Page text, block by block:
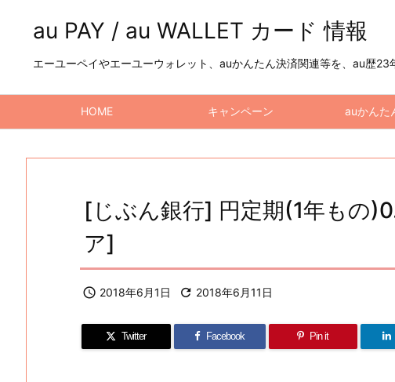
au PAY / au WALLET カード 情報
エーユーペイやエーユーウォレット、auかんたん決済関連等を、au歴
HOME キャンペーン auかんた
[じぶん銀行] 円定期(1年もの
ア]
 2018年6月1日  2018年6月11日
Twitter Facebook Pin it